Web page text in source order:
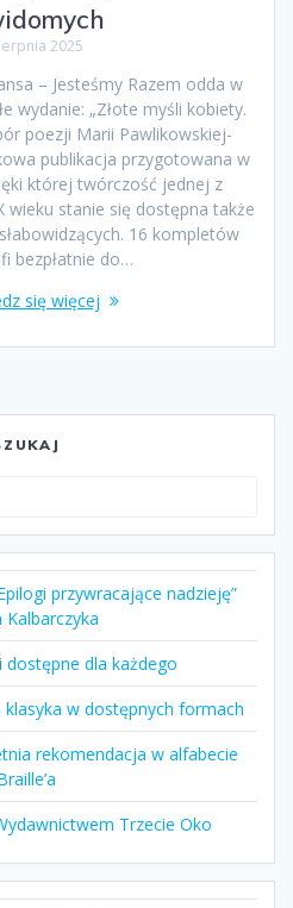
2025
– Jesteśmy Razem odda w
wydanie: „Złote myśli kobiety.
poezji Marii Pawlikowskiej-
publikacja przygotowana w
której twórczość jednej z
wieku stanie się dostępna także
16 kompletów
bezpłatnie do…
się więcej
przywracające nadzieję”
Kalbarczyka
dostępne dla każdego
w dostępnych formach
rekomendacja w alfabecie
Trzecie Oko